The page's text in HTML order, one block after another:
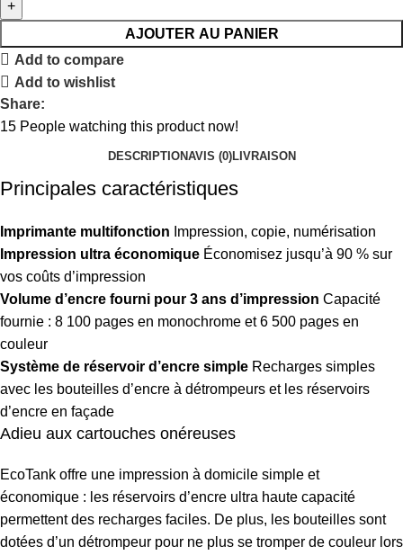
AJOUTER AU PANIER
Add to compare
Add to wishlist
Share:
15 People watching this product now!
DESCRIPTIONAVIS (0)LIVRAISON
Principales caractéristiques
Imprimante multifonction Impression, copie, numérisation
Impression ultra économique Économisez jusqu’à 90 % sur
vos coûts d’impression
Volume d’encre fourni pour 3 ans d’impression Capacité
fournie : 8 100 pages en monochrome et 6 500 pages en
couleur
Système de réservoir d’encre simple Recharges simples
avec les bouteilles d’encre à détrompeurs et les réservoirs
d’encre en façade
Adieu aux cartouches onéreuses
EcoTank offre une impression à domicile simple et
économique : les réservoirs d’encre ultra haute capacité
permettent des recharges faciles. De plus, les bouteilles sont
dotées d’un détrompeur pour ne plus se tromper de couleur lors